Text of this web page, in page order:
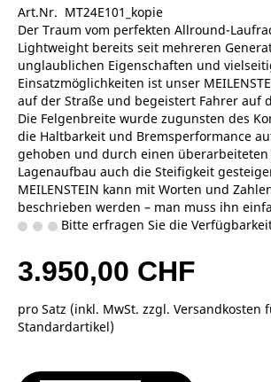
Art.Nr. MT24E101_kopie
Der Traum vom perfekten Allround-
Lightweight bereits seit mehreren
unglaublichen Eigenschaften und
Einsatzmöglichkeiten ist unser
auf der Straße und begeistert Fahrer auf
Die Felgenbreite wurde zugunsten des
die Haltbarkeit und Bremsperformance
gehoben und durch einen überarbeiteten
Lagenaufbau auch die Steifigkeit
MEILENSTEIN kann mit Worten und
beschrieben werden – man muss ihn
Bitte erfragen Sie die
3.950,00 CHF
pro Satz (inkl. MwSt. zzgl. Versandkosten
Standardartikel)